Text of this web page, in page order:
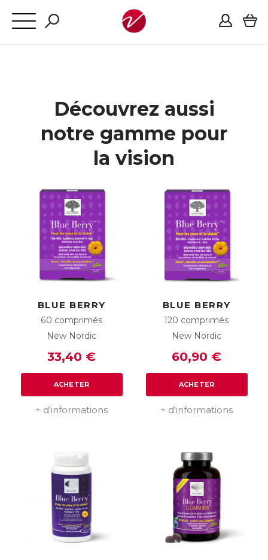
Découvrez aussi
notre gamme pour
la vision
BLUE BERRY
60 comprimés
New Nordic
33,40 €
ACHETER
+ d'informations
BLUE BERRY
120 comprimés
New Nordic
60,90 €
ACHETER
+ d'informations